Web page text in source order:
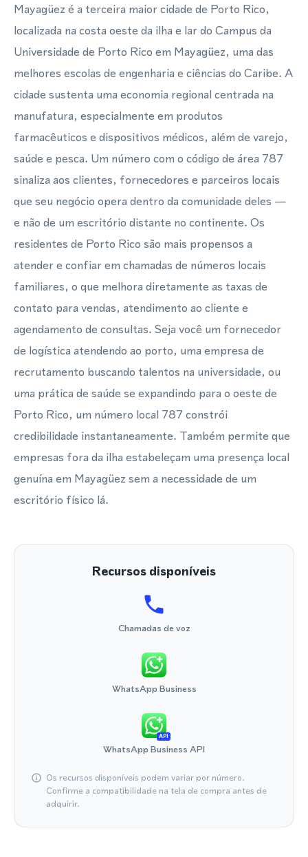
Mayagüez é a terceira maior cidade de Porto Rico,
localizada na costa oeste da ilha e lar do Campus da
Universidade de Porto Rico em Mayagüez, uma das
melhores escolas de engenharia e ciências do Caribe. A
cidade sustenta uma economia regional centrada na
manufatura, especialmente em produtos
farmacêuticos e dispositivos médicos, além de varejo,
saúde e pesca. Um número com o código de área 787
sinaliza aos clientes, fornecedores e parceiros locais
que seu negócio opera dentro da comunidade deles —
e não de um escritório distante no continente. Os
residentes de Porto Rico são mais propensos a
atender e confiar em chamadas de números locais
familiares, o que melhora diretamente as taxas de
contato para vendas, atendimento ao cliente e
agendamento de consultas. Seja você um fornecedor
de logística atendendo ao porto, uma empresa de
recrutamento buscando talentos na universidade, ou
uma prática de saúde se expandindo para o oeste de
Porto Rico, um número local 787 constrói
credibilidade instantaneamente. Também permite que
empresas fora da ilha estabeleçam uma presença local
genuína em Mayagüez sem a necessidade de um
escritório físico lá.
Recursos disponíveis
Chamadas de voz
WhatsApp Business
API
WhatsApp Business API
Os recursos disponíveis podem variar por número.
Confirme a compatibilidade na tela de compra antes de
adquirir.